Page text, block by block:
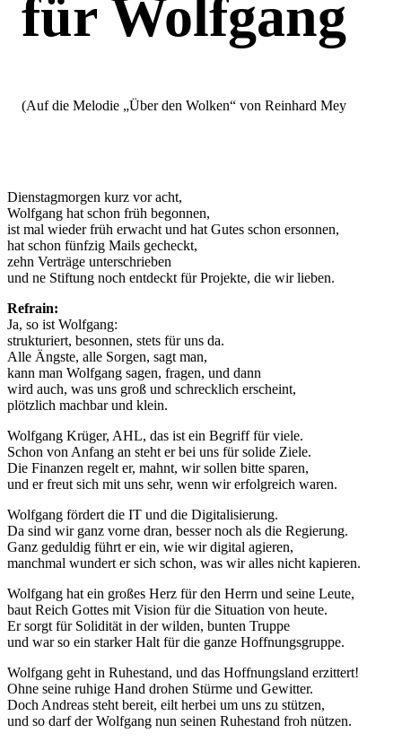
für Wolfgang
(Auf die Melodie „Über den Wolken“ von Reinhard Mey
Dienstagmorgen kurz vor acht,
Wolfgang hat schon früh begonnen,
ist mal wieder früh erwacht und hat Gutes schon ersonnen,
hat schon fünfzig Mails gecheckt,
zehn Verträge unterschrieben
und ne Stiftung noch entdeckt für Projekte, die wir lieben.
Refrain:
Ja, so ist Wolfgang:
strukturiert, besonnen, stets für uns da.
Alle Ängste, alle Sorgen, sagt man,
kann man Wolfgang sagen, fragen, und dann
wird auch, was uns groß und schrecklich erscheint,
plötzlich machbar und klein.
Wolfgang Krüger, AHL, das ist ein Begriff für viele.
Schon von Anfang an steht er bei uns für solide Ziele.
Die Finanzen regelt er, mahnt, wir sollen bitte sparen,
und er freut sich mit uns sehr, wenn wir erfolgreich waren.
Wolfgang fördert die IT und die Digitalisierung.
Da sind wir ganz vorne dran, besser noch als die Regierung.
Ganz geduldig führt er ein, wie wir digital agieren,
manchmal wundert er sich schon, was wir alles nicht kapieren.
Wolfgang hat ein großes Herz für den Herrn und seine Leute,
baut Reich Gottes mit Vision für die Situation von heute.
Er sorgt für Solidität in der wilden, bunten Truppe
und war so ein starker Halt für die ganze Hoffnungsgruppe.
Wolfgang geht in Ruhestand, und das Hoffnungsland erzittert!
Ohne seine ruhige Hand drohen Stürme und Gewitter.
Doch Andreas steht bereit, eilt herbei um uns zu stützen,
und so darf der Wolfgang nun seinen Ruhestand froh nützen.